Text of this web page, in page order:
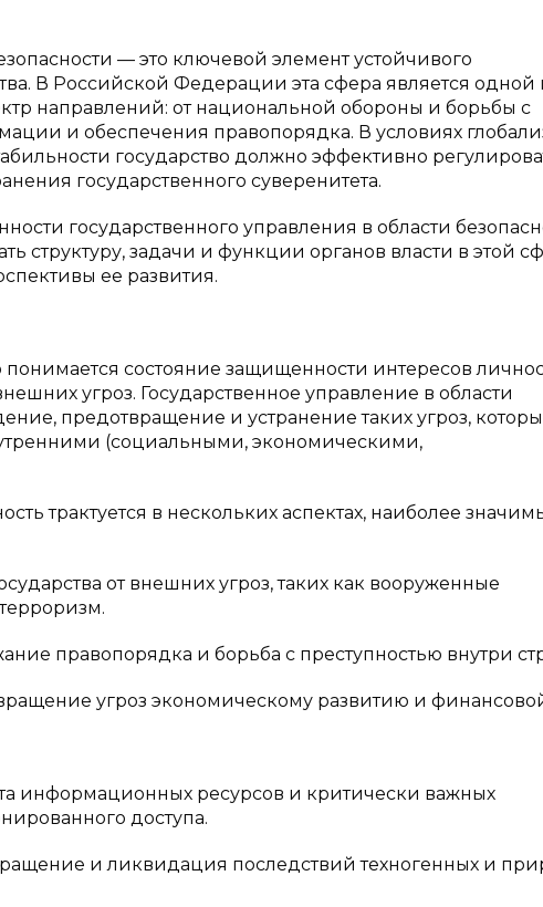
— это ключевой элемент устойчивого
В Российской Федерации эта сфера является одной
направлений: от национальной обороны и борьбы с
и обеспечения правопорядка. В условиях
государство должно эффективно
государственного суверенитета.
государственного управления в области
структуру, задачи и функции органов власти в этой
ее развития.
состояние защищенности интересов
угроз. Государственное управление в области
предотвращение и устранение таких угроз,
(социальными, экономическими,
трактуется в нескольких аспектах, наиболее
от внешних угроз, таких как вооруженные
правопорядка и борьба с преступностью внутри
угроз экономическому развитию и
информационных ресурсов и критически важных
доступа.
и ликвидация последствий техногенных и